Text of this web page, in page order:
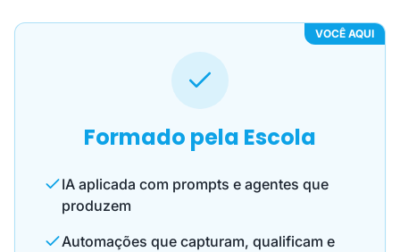
VOCÊ AQUI
Formado pela Escola
IA aplicada com prompts e agentes que
produzem
Automações que capturam, qualificam e